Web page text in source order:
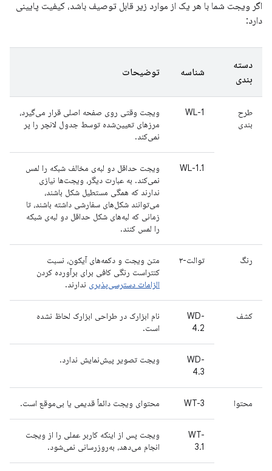
اگر ویجت شما با هر یک از موارد زیر قابل توصیف باشد، کیفیت پایینی
دارد:
دسته
بندی
شناسه توضیحات
طرح
بندی
WL-1
ویجت وقتی روی صفحه اصلی قرار می‌گیرد،
مرزهای تعیین‌شده توسط جدول لانچر را پر
نمی‌کند.
WL-1.1
ویجت حداقل دو لبه‌ی مخالف شبکه را لمس
نمی‌کند. به عبارت دیگر، ویجت‌ها نیازی
ندارند که همگی مستطیل شکل باشند،
می‌توانند شکل‌های سفارشی داشته باشند، تا
زمانی که لبه‌های شکل حداقل دو لبه‌ی شبکه
را لمس کنند.
رنگ توالت-۳
متن ویجت و دکمه‌های آیکون، نسبت
کنتراست رنگی کافی برای برآورده کردن
الزامات دسترسی‌پذیری ندارند.
کشف
WD-
4.2
نام ابزارک در طراحی ابزارک لحاظ نشده
است.
WD-
4.3
ویجت تصویر پیش‌نمایش ندارد.
محتوا WT-3 محتوای ویجت دائماً قدیمی یا بی‌موقع است.
WT-
3.1
ویجت پس از اینکه کاربر عملی را از ویجت
انجام می‌دهد، به‌روزرسانی نمی‌شود.